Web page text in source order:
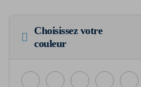
Choisissez votre
couleur